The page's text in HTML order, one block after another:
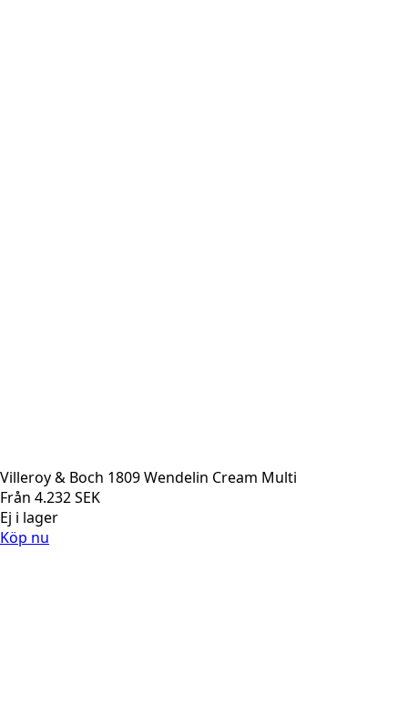
Villeroy & Boch 1809 Wendelin Cream Multi
Från 4.232SEK
Ej i lager
Köp nu